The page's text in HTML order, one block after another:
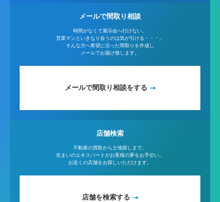
メールで間取り相談
時間がなくて展示会へ行けない。
営業マンといきなり会うのは気が引ける・・・。
そんな方へ希望に沿った間取りを作成し
メールでお届け致します。
メールで間取り相談をする
店舗検索
不動産の買取から土地探しまで、
住まいのエキスパートがお客様の夢をお手伝い。
お近くの店舗をお探しいただけます。
店舗を検索する